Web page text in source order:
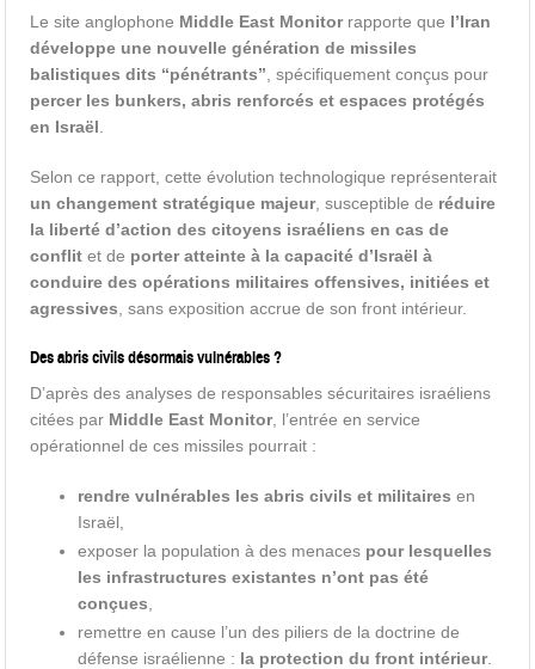
Le site anglophone Middle East Monitorrapporte que l’Iran
développe une nouvelle génération de missiles
balistiques dits “pénétrants” , spécifiquement conçus pour
percer les bunkers, abris renforcés et espaces protégés
en Israël
Selon ce rapport, cette évolution technologique représenterait
un changement stratégique majeur, susceptible de réduire
la liberté d’action des citoyens israéliens en cas de
conflit et de porter atteinte à la capacité d’Israël à
conduire des opérations militaires offensives, initiées et
agressives , sans exposition accrue de son front intérieur.
Des abris civils désormais vulnérables ?
D’après des analyses de responsables sécuritaires israéliens
citées par Middle East Monitor, l’entrée en service
opérationnel de ces missiles pourrait :
rendre vulnérables les abris civils et militaires en
Israël,
exposer la population à des menaces pour lesquelles
les infrastructures existantes n’ont pas été
conçues
remettre en cause l’un des piliers de la doctrine de
défense israélienne : la protection du front intérieur.